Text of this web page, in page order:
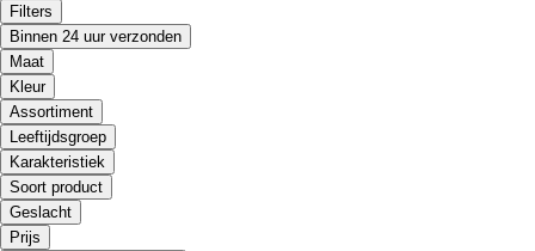
Filters
Binnen 24 uur verzonden
Maat
Kleur
Assortiment
Leeftijdsgroep
Karakteristiek
Soort product
Geslacht
Prijs